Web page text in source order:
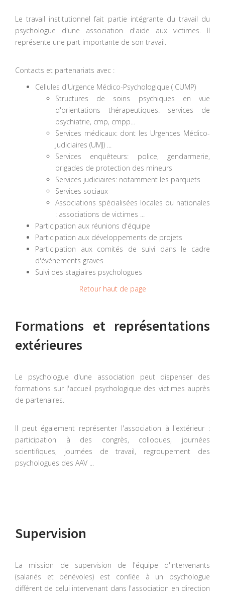
Le travail institutionnel fait partie intégrante du travail du
psychologue d'une association d'aide aux victimes. Il
représente une part importante de son travail.
Contacts et partenariats avec :
Cellules d'Urgence Médico-Psychologique ( CUMP)
Structures de soins psychiques en vue
d'orientations thérapeutiques: services de
psychiatrie, cmp, cmpp...
Services médicaux: dont les Urgences Médico-
Judiciaires (UMJ) ...
Services enquêteurs: police, gendarmerie,
brigades de protection des mineurs
Services judiciaires: notamment les parquets
Services sociaux
Associations spécialisées locales ou nationales
: associations de victimes ...
Participation aux réunions d'équipe
Participation aux développements de projets
Participation aux comités de suivi dans le cadre
d'événements graves
Suivi des stagiaires psychologues
Retour haut de page
Formations et représentations
extérieures
Le psychologue d'une association peut dispenser des
formations sur l'accueil psychologique des victimes auprès
de partenaires.
Il peut également représenter l'association à l'extérieur :
participation à des congrès, colloques, journées
scientifiques, journées de travail, regroupement des
psychologues des AAV ...
Supervision
La mission de supervision de l'équipe d'intervenants
(salariés et bénévoles) est confiée à un psychologue
différent de celui intervenant dans l'association en direction